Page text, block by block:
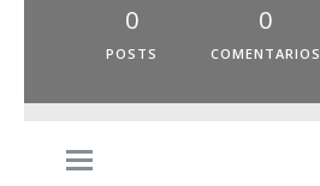
0
POSTS
0
COMENTARIOS